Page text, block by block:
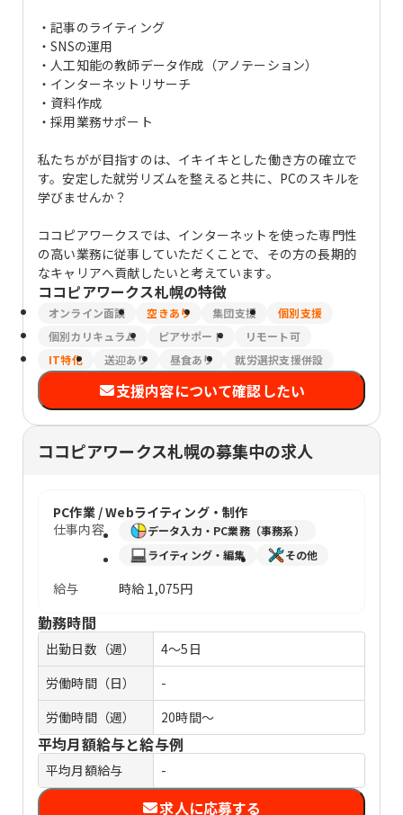
・記事のライティング
・SNSの運用
・人工知能の教師データ作成（アノテーション）
・インターネットリサーチ
・資料作成
・採用業務サポート
私たちがが目指すのは、イキイキとした働き方の確立で
す。安定した就労リズムを整えると共に、PCのスキルを
学びませんか？
ココピアワークスでは、インターネットを使った専門性
の高い業務に従事していただくことで、その方の長期的
なキャリアへ貢献したいと考えています。
ココピアワークス札幌の特徴
オンライン面談 空きあり 集団支援
個別支援
個別カリキュラム
ピアサポート
リモート可
IT特化
送迎あり 昼食あり 就労選択支援併設
支援内容について確認したい
ココピアワークス札幌の募集中の求人
PC作業 / Webライティング・制作
仕事内容
データ入力・PC業務（事務系）
ライティング・編集
その他
給与 時給 1,075円
勤務時間
出勤日数（週）
4～5日
労働時間（日）
-
労働時間（週）
20時間～
平均月額給与と給与例
平均月額給与 -
求人に応募する